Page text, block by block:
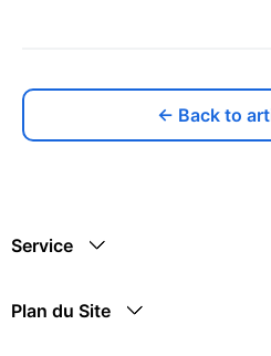
← Back to
Service
Plan du Site